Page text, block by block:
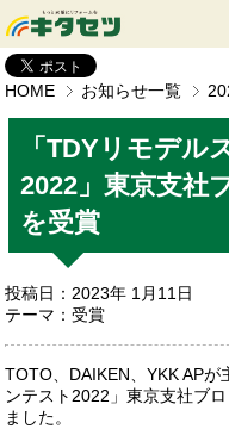
HOME お知らせ一覧
「TDYリモデル
2022」東京支社
を受賞
投稿日：2023年 1月11日
テーマ：受賞
TOTO、DAIKEN、YKK AP
ンテスト2022」東京支社ブ
ました。